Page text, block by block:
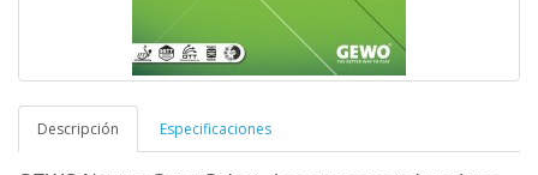
Descripción Especificaciones